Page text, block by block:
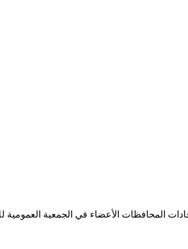
المحافظات الأعضاء في الجمعية العمومية